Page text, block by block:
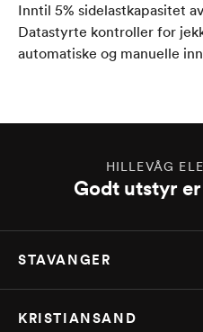
Inntil 5% sidelastkapasitet
Datastyrte kontroller for
automatiske og manuelle
HILLEVÅG
Godt utstyr
STAVANGER
KRISTIANSAND